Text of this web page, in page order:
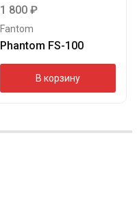
1 800 ₽
Fantom
Phantom FS-100
В корзину